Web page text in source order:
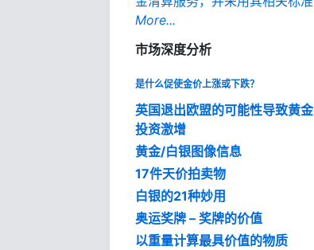
More...
市场深度分析
是什么促使金价上涨或下跌？
英国退出欧盟的可能性导致黄金
投资激增
黄金/白银图像信息
17件天价拍卖物
白银的21种妙用
奥运奖牌 – 奖牌的价值
以重量计算最具价值的物质